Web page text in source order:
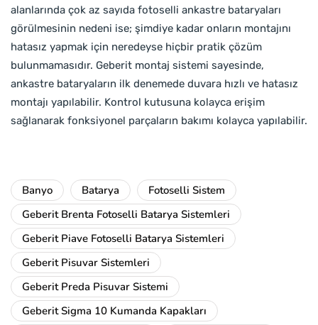
alanlarında çok az sayıda fotoselli ankastre bataryaları
görülmesinin nedeni ise; şimdiye kadar onların montajını
hatasız yapmak için neredeyse hiçbir pratik çözüm
bulunmamasıdır. Geberit montaj sistemi sayesinde,
ankastre bataryaların ilk denemede duvara hızlı ve hatasız
montajı yapılabilir. Kontrol kutusuna kolayca erişim
sağlanarak fonksiyonel parçaların bakımı kolayca yapılabilir.
Banyo Batarya
Fotoselli Sistem
Geberit Brenta Fotoselli Batarya Sistemleri
Geberit Piave Fotoselli Batarya Sistemleri
Geberit Pisuvar Sistemleri
Geberit Preda Pisuvar Sistemi
Geberit Sigma 10 Kumanda Kapakları